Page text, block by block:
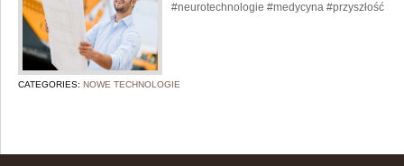
#neurotechnologie #medycyna #przyszłość
CATEGORIES: NOWE TECHNOLOGIE